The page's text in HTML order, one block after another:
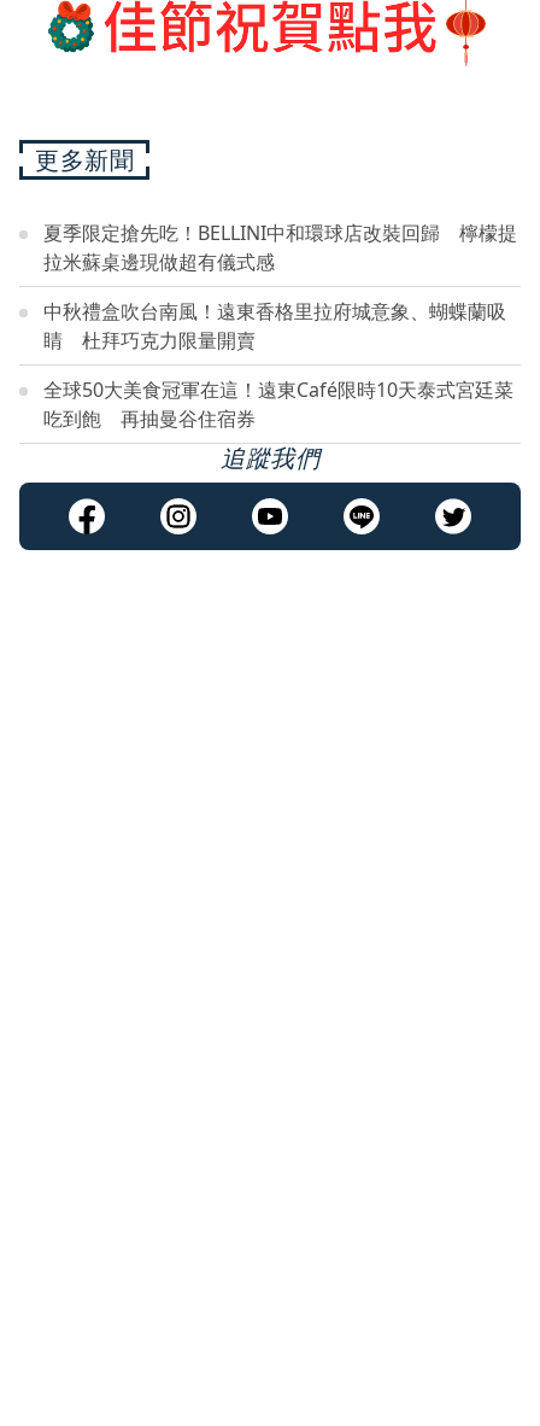
更多新聞
夏季限定搶先吃！BELLINI中和環球店改裝回歸 檸檬提
拉米蘇桌邊現做超有儀式感
中秋禮盒吹台南風！遠東香格里拉府城意象、蝴蝶蘭吸
睛 杜拜巧克力限量開賣
全球50大美食冠軍在這！遠東Café限時10天泰式宮廷菜
吃到飽 再抽曼谷住宿券
追蹤我們